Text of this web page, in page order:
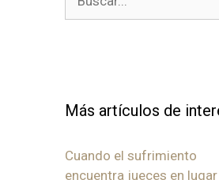
Más artículos de
Cuando el sufrimiento
encuentra jueces en